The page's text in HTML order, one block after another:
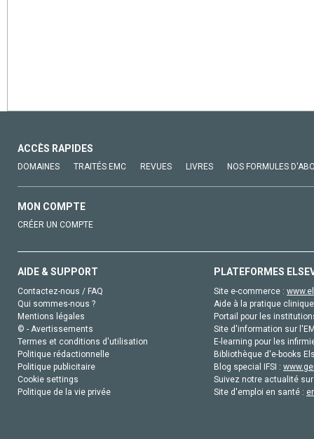
ACCÈS RAPIDES
DOMAINES TRAITÉS EMC REVUES LIVRES NOS FORMULES
MON COMPTE
CRÉER UN COMPTE
AIDE & SUPPORT
Contactez-nous / FAQ
Qui sommes-nous ?
Mentions légales
© - Avertissements
Termes et conditions d'utilisation
Politique rédactionnelle
Politique publicitaire
Cookie settings
Politique de la vie privée
PLATEFORMES
Site e-commerce :
Aide à la pratique
Portail pour les
Site d'information sur
E-learning pour les
Bibliothèque d'e-books
Blog special IFSI :
Suivez notre actualité
Site d'emploi en santé :